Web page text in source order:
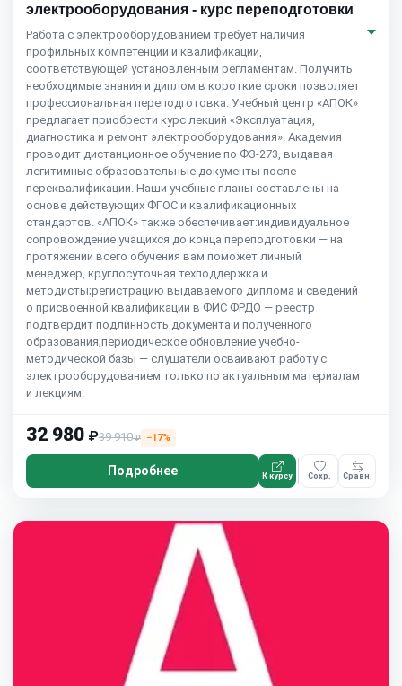
электрооборудования - курс переподготовки
Работа с электрооборудованием требует наличия
профильных компетенций и квалификации,
соответствующей установленным регламентам. Получить
необходимые знания и диплом в короткие сроки позволяет
профессиональная переподготовка. Учебный центр «АПОК»
предлагает приобрести курс лекций «Эксплуатация,
диагностика и ремонт электрооборудования». Академия
проводит дистанционное обучение по ФЗ-273, выдавая
легитимные образовательные документы после
переквалификации. Наши учебные планы составлены на
основе действующих ФГОС и квалификационных
стандартов. «АПОК» также обеспечивает:индивидуальное
сопровождение учащихся до конца переподготовки — на
протяжении всего обучения вам поможет личный
менеджер, круглосуточная техподдержка и
методисты;регистрацию выдаваемого диплома и сведений
о присвоенной квалификации в ФИС ФРДО — реестр
подтвердит подлинность документа и полученного
образования;периодическое обновление учебно-
методической базы — слушатели осваивают работу с
электрооборудованием только по актуальным материалам
и лекциям.
32 980 ₽39 910₽ −17%
Подробнее К курсу Сохр. Сравн.